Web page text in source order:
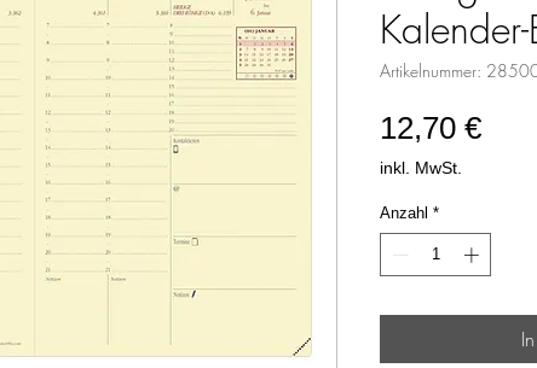
Artikelnummer:
12,70 €Preis
inkl. MwSt.
Anzahl *